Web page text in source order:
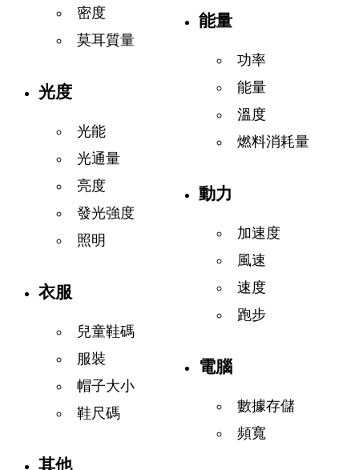
密度
莫耳質量
光度
光能
光通量
亮度
發光強度
照明
衣服
兒童鞋碼
服裝
帽子大小
鞋尺碼
其他
能量
功率
能量
溫度
燃料消耗量
動力
加速度
風速
速度
跑步
電腦
數據存儲
頻寬